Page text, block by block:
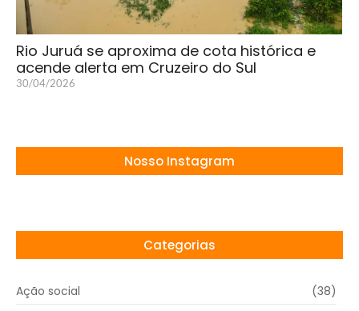
Rio Juruá se aproxima de cota histórica e
acende alerta em Cruzeiro do Sul
30/04/2026
Nosso Instagram
Categorias
Ação social
(38)